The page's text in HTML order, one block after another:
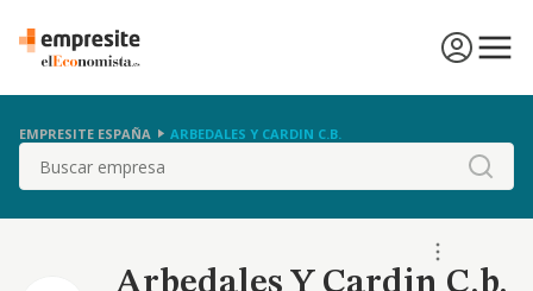
EMPRESITE ESPAÑA ARBEDALES Y CARDIN C.B.
Buscar
Arbedales Y Cardin C.b.